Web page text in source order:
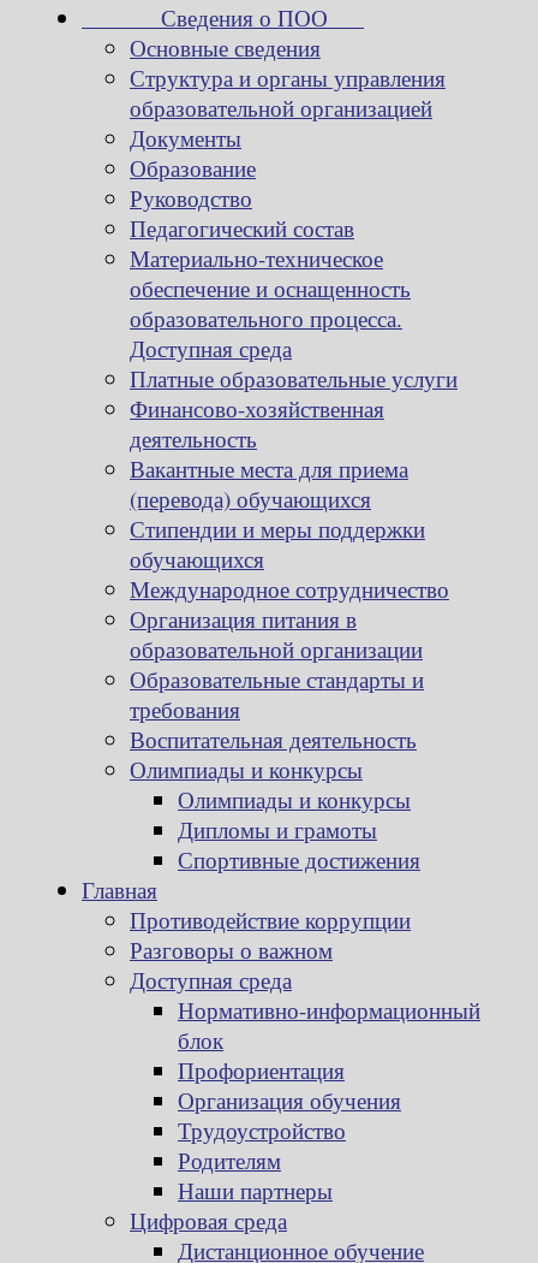
Сведения о ПОО
Основные сведения
Структура и органы управления
образовательной организацией
Документы
Образование
Руководство
Педагогический состав
Материально-техническое
обеспечение и оснащенность
образовательного процесса.
Доступная среда
Платные образовательные услуги
Финансово-хозяйственная
деятельность
Вакантные места для приема
(перевода) обучающихся
Стипендии и меры поддержки
обучающихся
Международное сотрудничество
Организация питания в
образовательной организации
Образовательные стандарты и
требования
Воспитательная деятельность
Олимпиады и конкурсы
Олимпиады и конкурсы
Дипломы и грамоты
Спортивные достижения
Главная
Противодействие коррупции
Разговоры о важном
Доступная среда
Нормативно-информационный
блок
Профориентация
Организация обучения
Трудоустройство
Родителям
Наши партнеры
Цифровая среда
Дистанционное обучение